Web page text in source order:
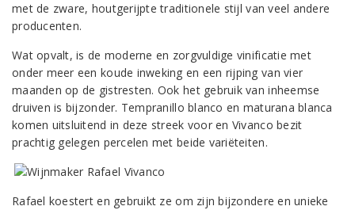
met de zware, houtgerijpte traditionele stijl van veel andere
producenten.
Wat opvalt, is de moderne en zorgvuldige vinificatie met
onder meer een koude inweking en een rijping van vier
maanden op de gistresten. Ook het gebruik van inheemse
druiven is bijzonder. Tempranillo blanco en maturana blanca
komen uitsluitend in deze streek voor en Vivanco bezit
prachtig gelegen percelen met beide variëteiten.
Rafael koestert en gebruikt ze om zijn bijzondere en unieke